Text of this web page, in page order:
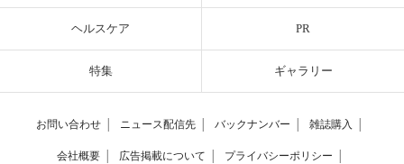
ヘルスケア PR
特集 ギャラリー
お問い合わせ ニュース配信先 バックナンバー 雑誌購入
会社概要 広告掲載について プライバシーポリシー